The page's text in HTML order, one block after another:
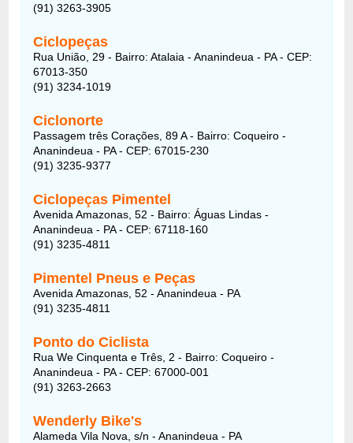
(91) 3263-3905
Ciclopeças
Rua União, 29 - Bairro: Atalaia - Ananindeua - PA - CEP:
67013-350
(91) 3234-1019
Ciclonorte
Passagem três Corações, 89 A - Bairro: Coqueiro -
Ananindeua - PA - CEP: 67015-230
(91) 3235-9377
Ciclopeças Pimentel
Avenida Amazonas, 52 - Bairro: Águas Lindas -
Ananindeua - PA - CEP: 67118-160
(91) 3235-4811
Pimentel Pneus e Peças
Avenida Amazonas, 52 - Ananindeua - PA
(91) 3235-4811
Ponto do Ciclista
Rua We Cinquenta e Três, 2 - Bairro: Coqueiro -
Ananindeua - PA - CEP: 67000-001
(91) 3263-2663
Wenderly Bike's
Alameda Vila Nova, s/n - Ananindeua - PA